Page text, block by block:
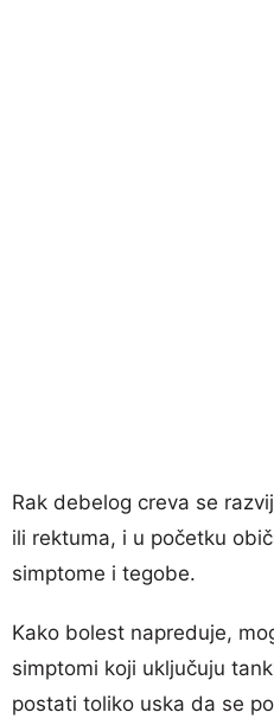
Rak debelog creva se
ili rektuma, i u početku
simptome i tegobe.
Kako bolest napreduje,
simptomi koji uključuju
postati toliko uska da se